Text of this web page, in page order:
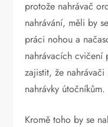
protože nahrávač
nahrávání, měli by
práci nohou a
nahrávacích cvičení
zajistit, že
nahrávky útočníkům.
Kromě toho by se